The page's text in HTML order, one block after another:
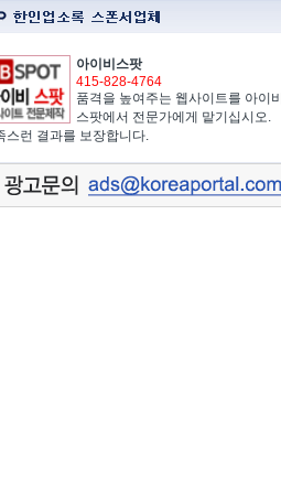
아이비스팟
415-828-4764
품격을 높여주는 웹사이트를 아이비
스팟에서 전문가에게 맡기십시오.
스런 결과를 보장합니다.